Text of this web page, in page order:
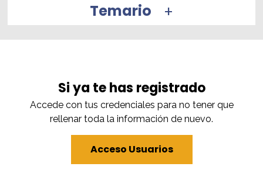
Temario
Si ya te has registrado
Accede con tus credenciales para no tener que
rellenar toda la información de nuevo.
Acceso Usuarios